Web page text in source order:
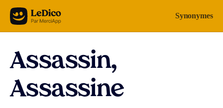
Aller au contenu Synonymes
Assassin,
Assassine